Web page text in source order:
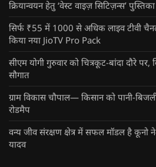
क्रियान्वयन हेतु ‘वेस्ट वाइज़ सिटिज़न्स’
सिर्फ ₹55 में 1000 से अधिक लाइव टीवी
किया नया JioTV Pro Pack
सीएम योगी गुरुवार को चित्रकूट-बांदा दौरे
सौगात
ग्राम विकास चौपाल— किसान को पानी-
रोडमैप
वन्य जीव संरक्षण क्षेत्र में सफल मॉडल है कूनो
यादव